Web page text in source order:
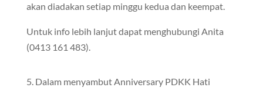
akan diadakan setiap minggu kedua dan keempat.
Untuk info lebih lanjut dapat menghubungi Anita
(0413 161 483).
5. Dalam menyambut Anniversary PDKK Hati